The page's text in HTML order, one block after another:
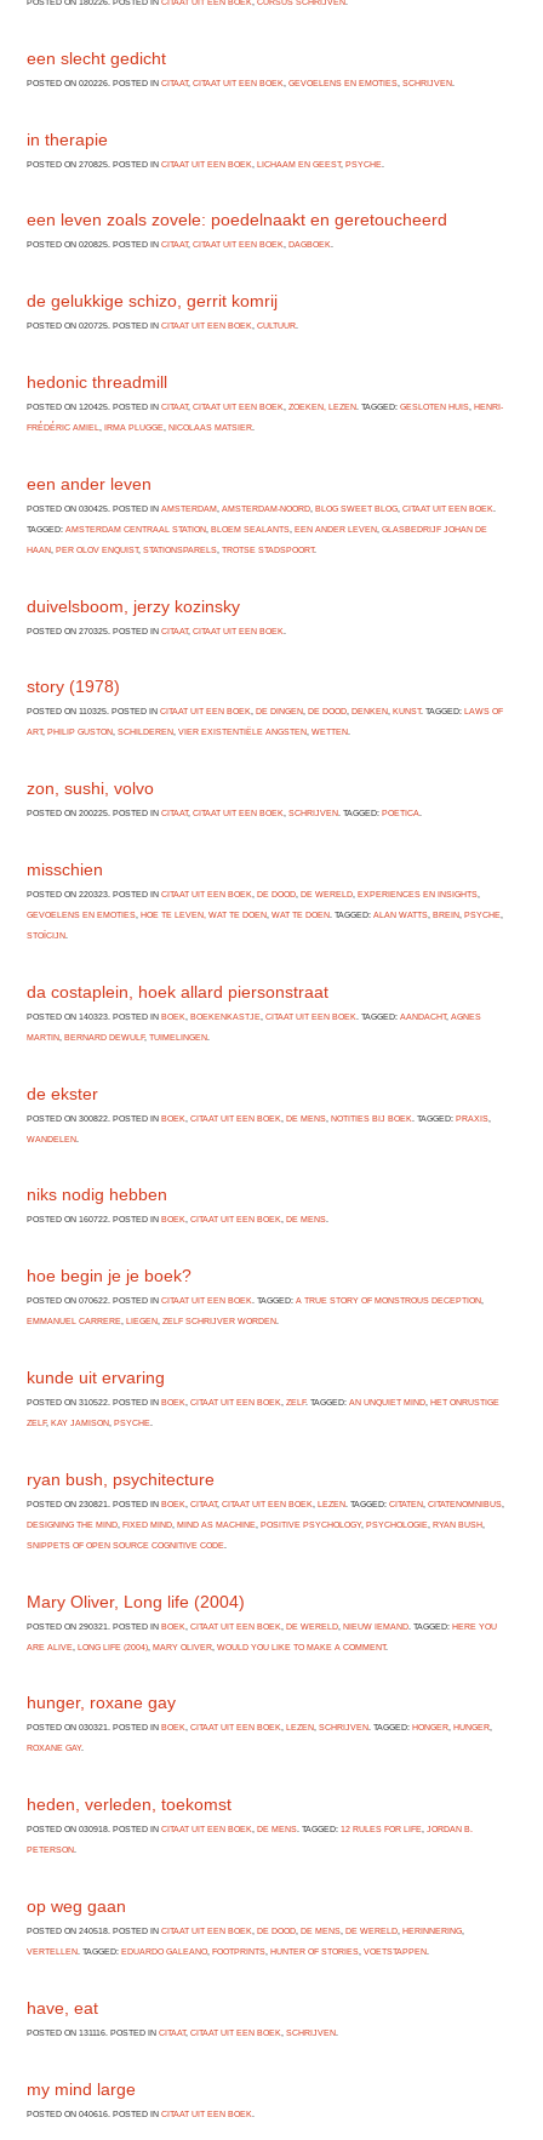
een slecht gedicht
POSTED ON 020226. POSTED INCITAAT,CITAAT UIT EEN BOEK,GEVOELENS EN EMOTIES,SCHRIJVEN.
in therapie
POSTED ON 270825. POSTED INCITAAT UIT EEN BOEK ,LICHAAM EN GEEST,PSYCHE
een leven zoals zovele: poedelnaakt en geretoucheerd
POSTED ON 020825. POSTED INCITAAT,CITAAT UIT EEN BOEK,DAGBOEK.
de gelukkige schizo, gerrit komrij
POSTED ON 020725. POSTED INCITAAT UIT EEN BOEK,CULTUUR.
hedonic threadmill
POSTED ON 120425. POSTED INCITAAT,CITAAT UIT EEN BOEK,ZOEKEN, LEZEN. TAGGED:GESLOTEN HUIS,HENRI-
FRÉDÉRIC AMIEL,IRMA PLUGGE,NICOLAAS MATSIER.
een ander leven
POSTED ON 030425. POSTED INAMSTERDAM,AMSTERDAM-NOORD,BLOG SWEET BLOG,CITAAT UIT EEN BOEK.
TAGGED:AMSTERDAM CENTRAAL STATION,BLOEM SEALANTS,EEN ANDER LEVEN,GLASBEDRIJF JOHAN DE
HAAN,PER OLOV ENQUIST,STATIONSPARELS,TROTSE STADSPOORT.
duivelsboom, jerzy kozinsky
POSTED ON 270325. POSTED INCITAAT,CITAAT UIT EEN BOEK
story (1978)
POSTED ON 110325. POSTED INCITAAT UIT EEN BOEK,DE DINGEN,DE DOOD,DENKEN,KUNST. TAGGED:LAWS OF
ART,PHILIP GUSTON,SCHILDEREN,VIER EXISTENTIËLE ANGSTEN,WETTEN.
zon, sushi, volvo
POSTED ON 200225. POSTED INCITAAT,CITAAT UIT EEN BOEK,SCHRIJVEN. TAGGED:POETICA.
misschien
POSTED ON 220323. POSTED INCITAAT UIT EEN BOEK,DE DOOD,DE WERELD,EXPERIENCES EN INSIGHTS,
GEVOELENS EN EMOTIES,HOE TE LEVEN, WAT TE DOEN,WAT TE DOEN. TAGGED:ALAN WATTS,BREIN,PSYCHE,
STOÏCIJN.
da costaplein, hoek allard piersonstraat
POSTED ON 140323. POSTED INBOEK,BOEKENKASTJE,CITAAT UIT EEN BOEK. TAGGED:AANDACHT,AGNES
MARTIN,BERNARD DEWULF,TUIMELINGEN.
de ekster
POSTED ON 300822. POSTED INBOEK ,CITAAT UIT EEN BOEK ,DE MENS ,NOTITIES BIJ BOEK . TAGGED:PRAXIS
WANDELEN
niks nodig hebben
POSTED ON 160722. POSTED INBOEK,CITAAT UIT EEN BOEK,DE MENS.
hoe begin je je boek?
POSTED ON 070622. POSTED INCITAAT UIT EEN BOEK. TAGGED:A TRUE STORY OF MONSTROUS DECEPTION,
EMMANUEL CARRERE,LIEGEN,ZELF SCHRIJVER WORDEN.
kunde uit ervaring
POSTED ON 310522. POSTED INBOEK,CITAAT UIT EEN BOEK,ZELF. TAGGED:AN UNQUIET MIND,HET ONRUSTIGE
ZELF,KAY JAMISON,PSYCHE.
ryan bush, psychitecture
POSTED ON 230821. POSTED INBOEK,CITAAT,CITAAT UIT EEN BOEK,LEZEN. TAGGED:CITATEN,CITATENOMNIBUS,
DESIGNING THE MIND,FIXED MIND,MIND AS MACHINE,POSITIVE PSYCHOLOGY,PSYCHOLOGIE,RYAN BUSH,
SNIPPETS OF OPEN SOURCE COGNITIVE CODE.
Mary Oliver, Long life (2004)
POSTED ON 290321. POSTED INBOEK ,CITAAT UIT EEN BOEK ,DE WERELD ,NIEUW IEMAND . TAGGED:HERE YOU
ARE ALIVE ,LONG LIFE (2004) ,MARY OLIVER ,WOULD YOU LIKE TO MAKE A COMMENT.
hunger, roxane gay
POSTED ON 030321. POSTED INBOEK,CITAAT UIT EEN BOEK,LEZEN,SCHRIJVEN. TAGGED:HONGER,HUNGER,
ROXANE GAY.
heden, verleden, toekomst
POSTED ON 030918. POSTED INCITAAT UIT EEN BOEK,DE MENS. TAGGED:12 RULES FOR LIFE,JORDAN B.
PETERSON.
op weg gaan
POSTED ON 240518. POSTED INCITAAT UIT EEN BOEK,DE DOOD,DE MENS,DE WERELD,HERINNERING,
VERTELLEN. TAGGED:EDUARDO GALEANO,FOOTPRINTS,HUNTER OF STORIES,VOETSTAPPEN.
have, eat
POSTED ON 131116. POSTED INCITAAT,CITAAT UIT EEN BOEK,SCHRIJVEN.
my mind large
POSTED ON 040616. POSTED INCITAAT UIT EEN BOEK